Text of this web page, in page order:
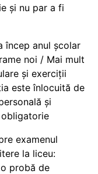
și nu par a fi
încep anul școlar
noi / Mai mult
și exerciții
este înlocuită de
și
examenul
la liceu:
probă de